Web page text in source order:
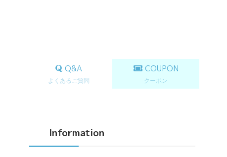
Q&A
よくあるご質問
COUPON
クーポン
Information